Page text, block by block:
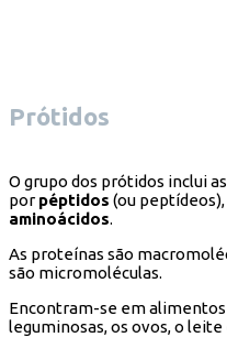
Prótidos
O grupo dos prótidos inclui as
porpéptidos (ou
aminoácidos.
As proteínas são
são micromoléculas.
Encontram-se em alimentos
leguminosas, os ovos, o leite